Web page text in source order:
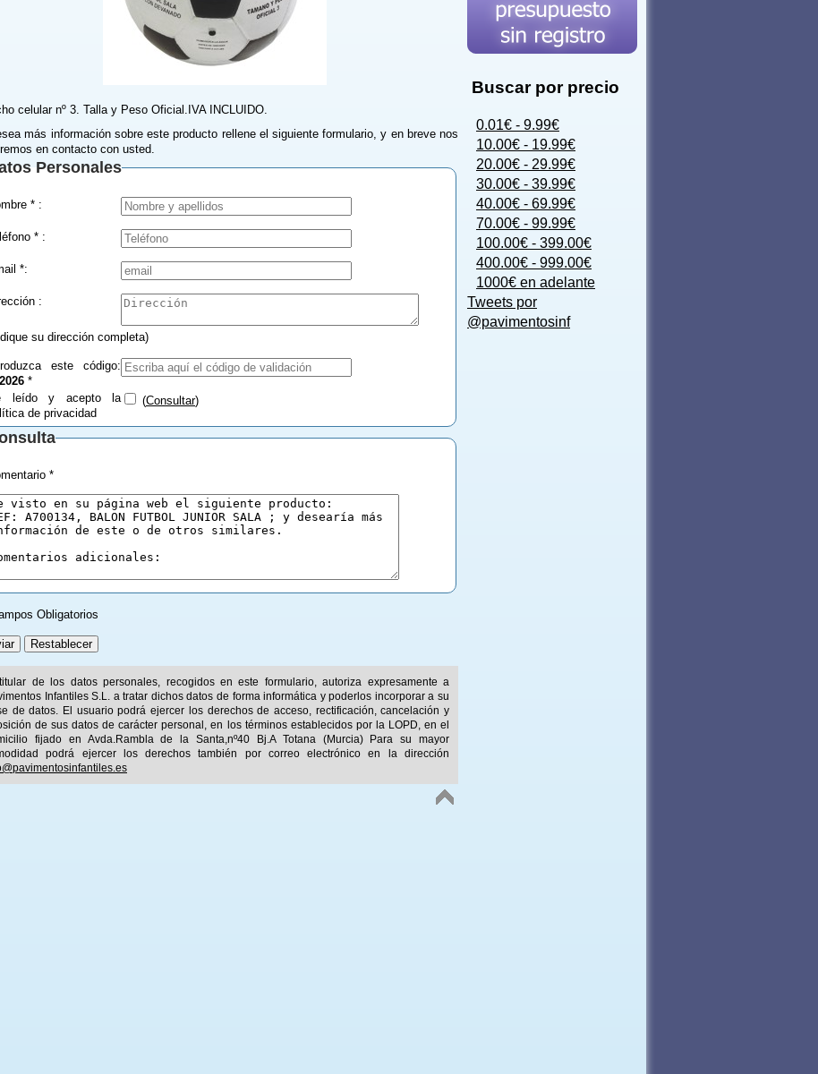
celular nº 3. Talla y Peso Oficial.IVA INCLUIDO.
más información sobre este producto rellene el siguiente formulario, y en breve nos
en contacto con usted.
Personales
Nombre * :
Teléfono * :
*:
Dirección :
su dirección completa)
este código:
*
leído y acepto la
de privacidad
(Consultar)
*
Obligatorios
de los datos personales, recogidos en este formulario, autoriza expresamente a
Infantiles S.L. a tratar dichos datos de forma informática y poderlos incorporar a su
de datos. El usuario podrá ejercer los derechos de acceso, rectificación, cancelación y
de sus datos de carácter personal, en los términos establecidos por la LOPD, en el
fijado en Avda.Rambla de la Santa,nº40 Bj.A Totana (Murcia) Para su mayor
podrá ejercer los derechos también por correo electrónico en la dirección
Buscar por precio
0.01€ - 9.99€
10.00€ - 19.99€
20.00€ - 29.99€
30.00€ - 39.99€
40.00€ - 69.99€
70.00€ - 99.99€
100.00€ - 399.00€
400.00€ - 999.00€
1000€ en adelante
Tweets por
@pavimentosinf